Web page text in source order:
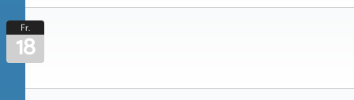
Fr.
18